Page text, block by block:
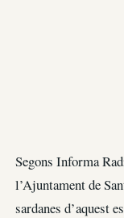
Segons Informa
l’Ajuntament de
sardanes d’aquest